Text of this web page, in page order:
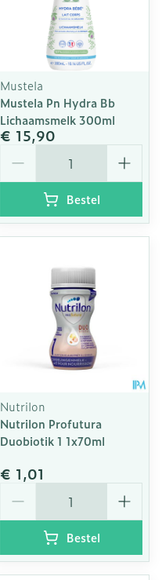
Mustela
Mustela Pn Hydra Bb
Lichaamsmelk 300ml
€ 15,90
Bestel
Nutrilon
Nutrilon Profutura
Duobiotik 1 1x70ml
€ 1,01
Bestel